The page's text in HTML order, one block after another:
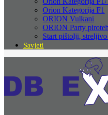
Orion Kategorija F1
ORION Vulkani
ORION Party
Start pištolji,
Savjeti